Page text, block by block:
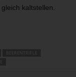
kaltstellen.